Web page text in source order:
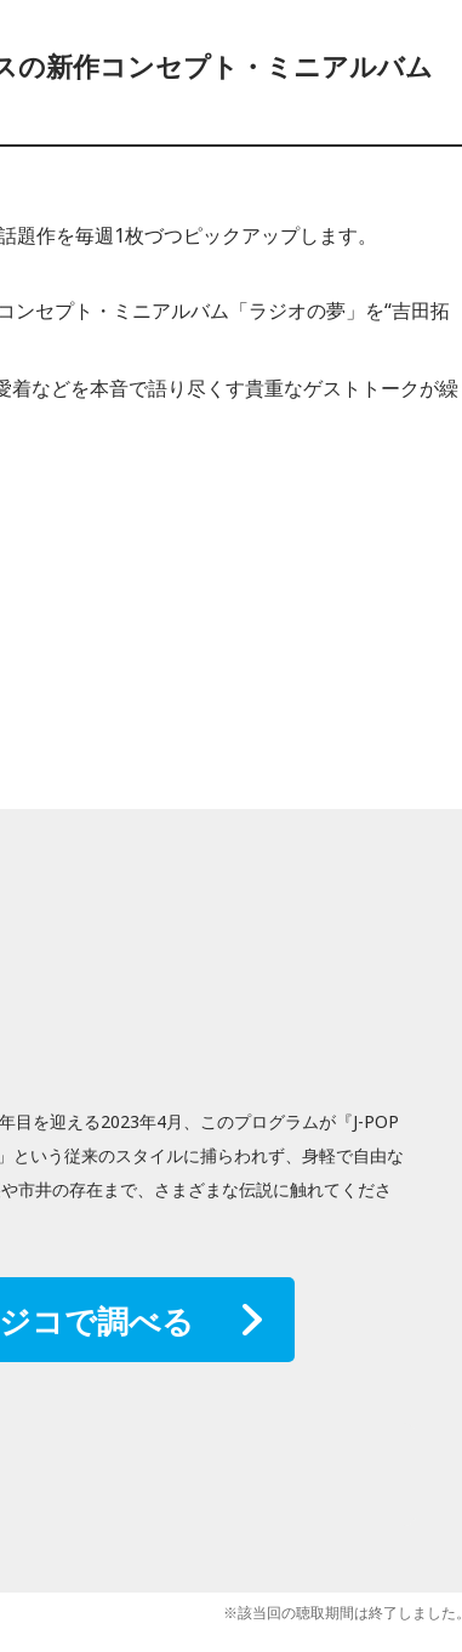
の新作コンセプト・ミニアルバム
作を毎週1枚づつピックアップします。
ンセプト・ミニアルバム「ラジオの夢」を“吉田拓
などを本音で語り尽くす貴重なゲストトークが繰
目を迎える2023年4月、このプログラムが『J-POP
という従来のスタイルに捕らわれず、身軽で自由な
市井の存在まで、さまざまな伝説に触れてくださ
コで調べる
※該当回の聴取期間は終了しました。